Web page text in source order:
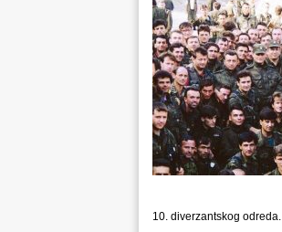
10. diverzantskog odreda.